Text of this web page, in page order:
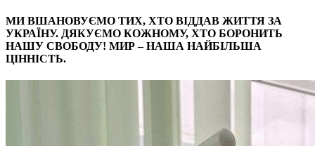
МИ ВШАНОВУЄМО ТИХ, ХТО ВІДДАВ ЖИТТЯ ЗА
УКРАЇНУ. ДЯКУЄМО КОЖНОМУ, ХТО БОРОНИТЬ
НАШУ СВОБОДУ! МИР – НАША НАЙБІЛЬША
ЦІННІСТЬ.